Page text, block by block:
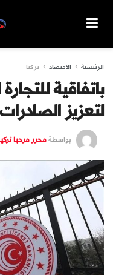
الرئيسية الاقتصاد تركيا
باتفاقية
لتعزيز
بواسطةمحرر مرحبا